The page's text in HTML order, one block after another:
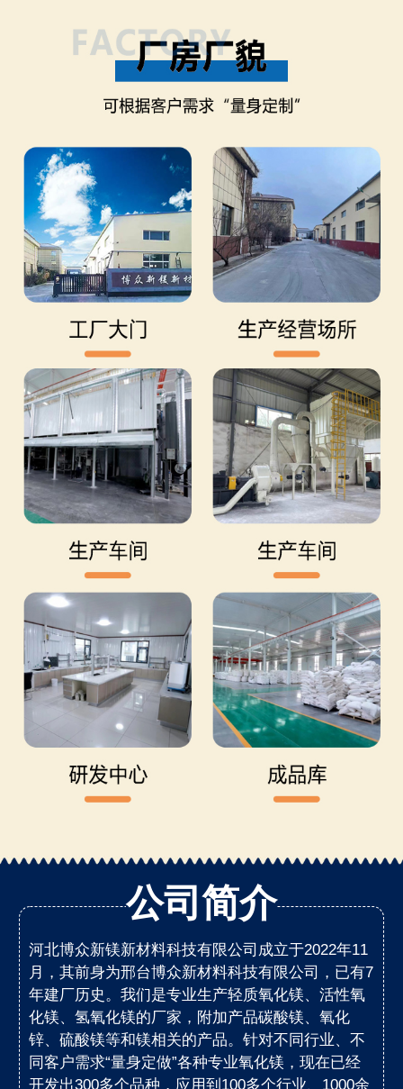
公司简介
河北博众新镁新材料科技有限公司成立于2022年11
月，其前身为邢台博众新材料科技有限公司，已有7
年建厂历史。我们是专业生产轻质氧化镁、活性氧
化镁、氢氧化镁的厂家，附加产品碳酸镁、氧化
锌、硫酸镁等和镁相关的产品。针对不同行业、不
同客户需求“量身定做”各种专业氧化镁，现在已经
开发出300多个品种，应用到100多个行业、1000余